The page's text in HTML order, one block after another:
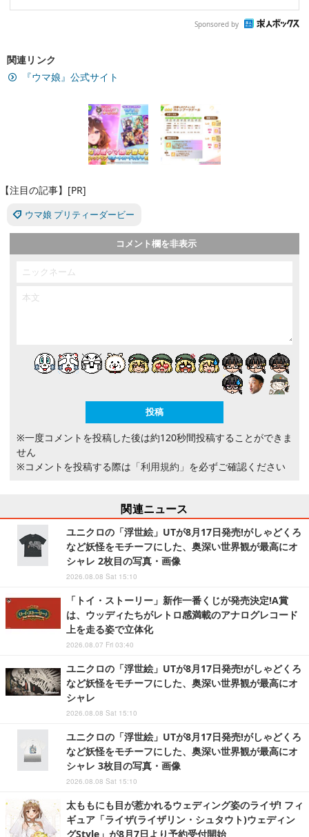
Sponsored by
関連リンク
『ウマ娘』公式サイト
【注目の記事】[PR]
ウマ娘 プリティーダービー
コメント欄を非表示
※一度コメントを投稿した後は約120秒間投稿することができま
せん
※コメントを投稿する際は 「利用規約」 を必ずご確認ください
関連ニュース
ユニクロの「浮世絵」UTが8月17日発売!がしゃどくろ
など妖怪をモチーフにした、奥深い世界観が最高にオ
シャレ 2枚目の写真・画像
2026.08.08 Sat 15:10
「トイ・ストーリー」新作一番くじが発売決定!A賞
は、ウッディたちがレトロ感満載のアナログレコード
上を走る姿で立体化
2026.08.07 Fri 03:40
ユニクロの「浮世絵」UTが8月17日発売!がしゃどくろ
など妖怪をモチーフにした、奥深い世界観が最高にオ
シャレ
2026.08.08 Sat 15:10
ユニクロの「浮世絵」UTが8月17日発売!がしゃどくろ
など妖怪をモチーフにした、奥深い世界観が最高にオ
シャレ 3枚目の写真・画像
2026.08.08 Sat 15:10
太ももにも目が惹かれるウェディング姿のライザ! フィ
ギュア「ライザ(ライザリン・シュタウト)ウェディン
グStyle」が8月7日より予約受付開始